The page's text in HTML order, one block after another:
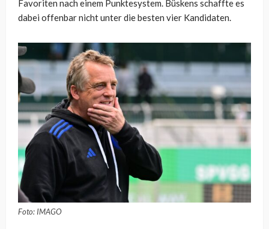
Favoriten nach einem Punktesystem. Büskens schaffte es
dabei offenbar nicht unter die besten vier Kandidaten.
Foto: IMAGO